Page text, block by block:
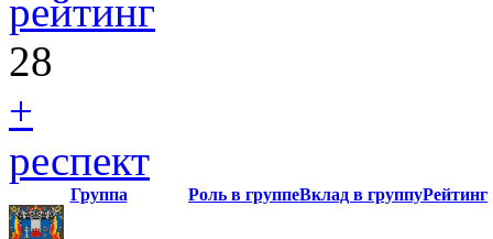
рейтинг
28
+
респект
Группа Роль в группеВклад в группуРейтинг